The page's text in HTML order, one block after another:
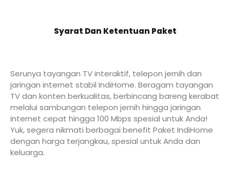
Syarat Dan Ketentuan Paket
Serunya tayangan TV interaktif, telepon jernih dan
jaringan internet stabil IndiHome. Beragam tayangan
TV dan konten berkualitas, berbincang bareng kerabat
melalui sambungan telepon jernih hingga jaringan
internet cepat hingga 100 Mbps spesial untuk Anda!
Yuk, segera nikmati berbagai benefit Paket IndiHome
dengan harga terjangkau, spesial untuk Anda dan
keluarga.